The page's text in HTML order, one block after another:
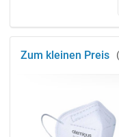
Zum kleinen Preis